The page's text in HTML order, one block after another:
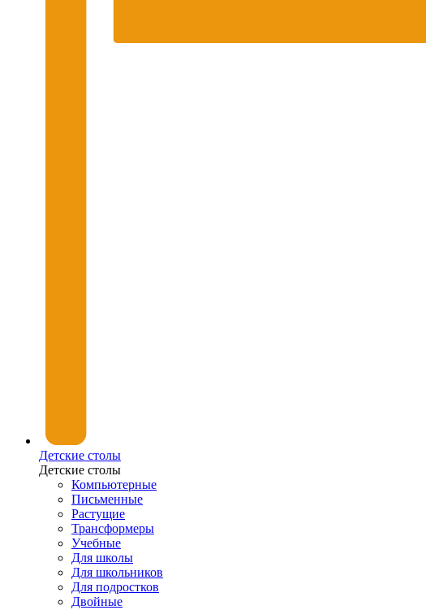
Детские столы
Детские столы
Компьютерные
Письменные
Растущие
Трансформеры
Учебные
Для школы
Для школьников
Для подростков
Двойные